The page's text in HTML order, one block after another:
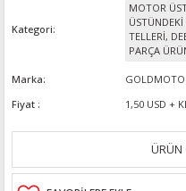
KASNAKLI ALTERNATÖRLER - 1500
Kategori
MOTOR
TELLERİ,
PARÇA
Marka
GOLDMOTO
Fiyat
1,50 USD +
ÜRÜN